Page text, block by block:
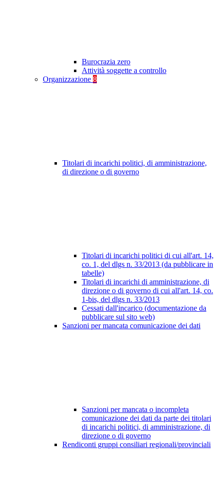
Burocrazia zero
Attività soggette a controllo
Organizzazione 8
Titolari di incarichi politici, di amministrazione,
di direzione o di governo
Titolari di incarichi politici di cui all'art. 14,
co. 1, del dlgs n. 33/2013 (da pubblicare in
tabelle)
Titolari di incarichi di amministrazione, di
direzione o di governo di cui all'art. 14, co.
1-bis, del dlgs n. 33/2013
Cessati dall'incarico (documentazione da
pubblicare sul sito web)
Sanzioni per mancata comunicazione dei dati
Sanzioni per mancata o incompleta
comunicazione dei dati da parte dei titolari
di incarichi politici, di amministrazione, di
direzione o di governo
Rendiconti gruppi consiliari regionali/provinciali